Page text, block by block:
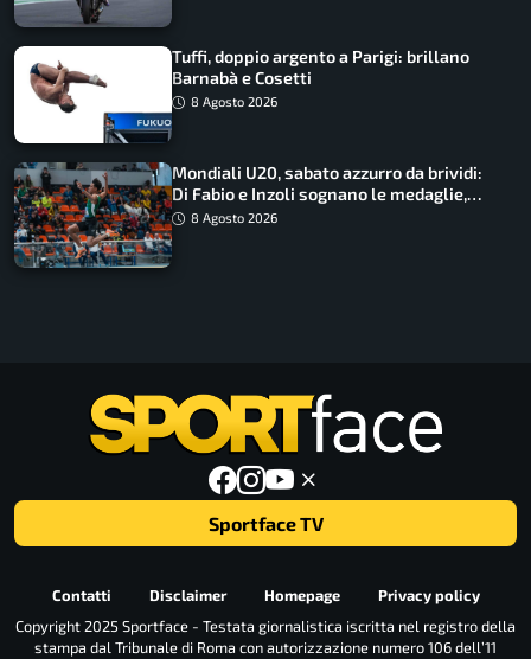
Tuffi, doppio argento a Parigi: brillano
Barnabà e Cosetti
8 Agosto 2026
Mondiali U20, sabato azzurro da brividi:
Di Fabio e Inzoli sognano le medaglie,
Castellani e Succo in finale
8 Agosto 2026
Sportface TV
Contatti Disclaimer Homepage
Privacy policy
Copyright 2025 Sportface - Testata giornalistica iscritta nel registro della
stampa dal Tribunale di Roma con autorizzazione numero 106 dell’11